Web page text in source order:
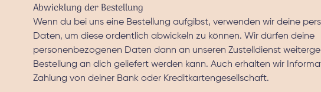
Abwicklung der Bestellung
Wenn du bei uns eine Bestellung aufgibst, verwenden wir deine
Daten, um diese ordentlich abwickeln zu können. Wir dürfen deine
personenbezogenen Daten dann an unseren Zustelldienst
Bestellung an dich geliefert werden kann. Auch erhalten wir
Zahlung von deiner Bank oder Kreditkartengesellschaft.